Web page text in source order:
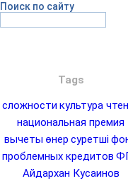
Поиск по сайту
Tags
сложности культура
национальная премия
вычеты өнер суретші
проблемных кредитов
Айдархан Кусаинов